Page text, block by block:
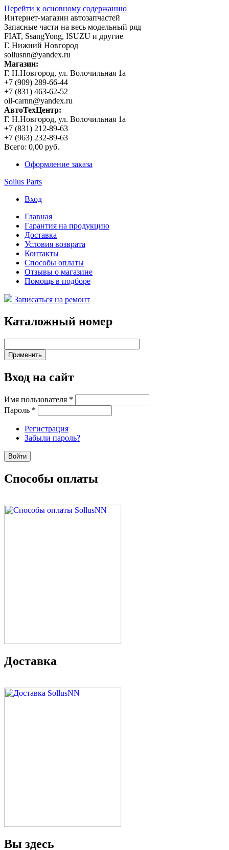
Перейти к основному содержанию
Интернет-магазин автозапчастей
Запасные части на весь модельный ряд
FIAT, SsangYong, ISUZU и другие
Г. Нижний Новгород
sollusnn@yandex.ru
Магазин:
Г. Н.Новгород, ул. Волочильная 1а
+7 (909) 289-66-44
+7 (831) 463-62-52
oil-carnn@yandex.ru
АвтоТехЦентр:
Г. Н.Новгород, ул. Волочильная 1а
+7 (831) 212-89-63
+7 (963) 232-89-63
Всего: 0,00 руб.
Оформление заказа
Sollus Parts
Вход
Главная
Гарантия на продукцию
Доставка
Условия возврата
Контакты
Способы оплаты
Отзывы о магазине
Помощь в подборе
Записаться на ремонт
Каталожный номер
Вход на сайт
Имя пользователя *
Пароль *
Регистрация
Забыли пароль?
Способы оплаты
Доставка
Вы здесь